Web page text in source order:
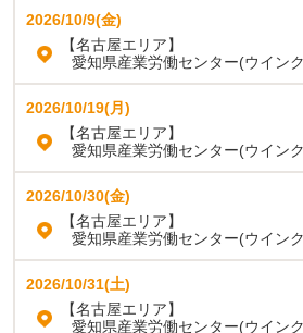
2026/10/9(金)
【名古屋エリア】
愛知県産業労働センター(ウイン
2026/10/19(月)
【名古屋エリア】
愛知県産業労働センター(ウイン
2026/10/30(金)
【名古屋エリア】
愛知県産業労働センター(ウイン
2026/10/31(土)
【名古屋エリア】
愛知県産業労働センター(ウイン